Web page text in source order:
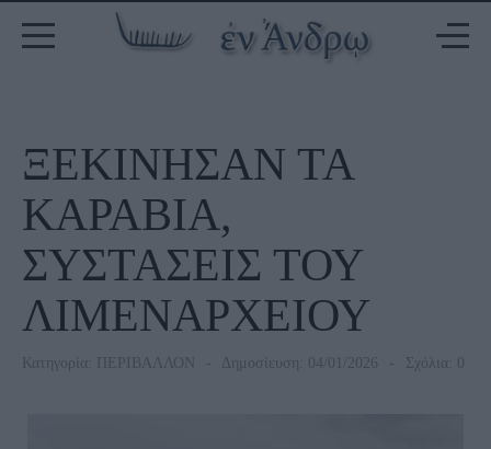
ΞΕΚΙΝΗΣΑΝ ΤΑ
ΚΑΡΑΒΙΑ,
ΣΥΣΤΑΣΕΙΣ ΤΟΥ
ΛΙΜΕΝΑΡΧΕΙΟΥ
Κατηγορία: ΠΕΡΙΒΑΛΛΟΝ Δημοσίευση: 04/01/2026 Σχόλια: 0